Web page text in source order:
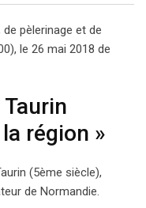
pèlerinage et de
le 26 mai 2018 de
région »
(5ème siècle),
de Normandie.